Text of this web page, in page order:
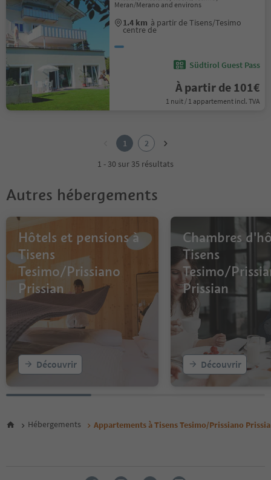
Meran/Merano and environs
1.4 km à partir de Tisens/Tesimo
centre de
Südtirol Guest Pass
À partir de 101€
1 nuit / 1 appartement incl. TVA
1
2
1 - 30 sur 35 résultats
Autres hébergements
Hôtels et pensions à
Tisens
Tesimo/Prissiano
Prissian
Découvrir
Chambres
Tisens
Tesimo/
Prissian
Découvrir
Hébergements Appartements à Tisens Tesimo/Prissiano